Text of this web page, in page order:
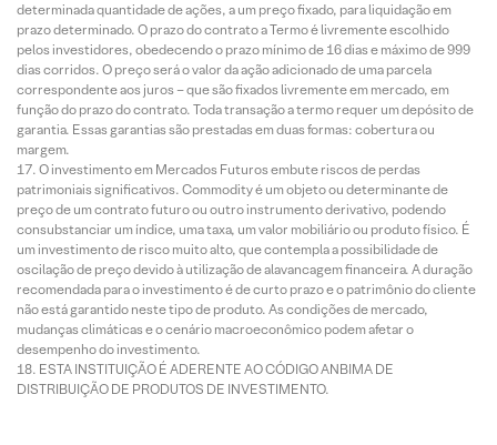
determinada quantidade de ações, a um preço fixado, para liquidação em
prazo determinado. O prazo do contrato a Termo é livremente escolhido
pelos investidores, obedecendo o prazo mínimo de 16 dias e máximo de 999
dias corridos. O preço será o valor da ação adicionado de uma parcela
correspondente aos juros – que são fixados livremente em mercado, em
função do prazo do contrato. Toda transação a termo requer um depósito de
garantia. Essas garantias são prestadas em duas formas: cobertura ou
margem.
O investimento em Mercados Futuros embute riscos de perdas
patrimoniais significativos. Commodity é um objeto ou determinante de
preço de um contrato futuro ou outro instrumento derivativo, podendo
consubstanciar um índice, uma taxa, um valor mobiliário ou produto físico. É
um investimento de risco muito alto, que contempla a possibilidade de
oscilação de preço devido à utilização de alavancagem financeira. A duração
recomendada para o investimento é de curto prazo e o patrimônio do cliente
não está garantido neste tipo de produto. As condições de mercado,
mudanças climáticas e o cenário macroeconômico podem afetar o
desempenho do investimento.
ESTA INSTITUIÇÃO É ADERENTE AO CÓDIGO ANBIMA DE
DISTRIBUIÇÃO DE PRODUTOS DE INVESTIMENTO.